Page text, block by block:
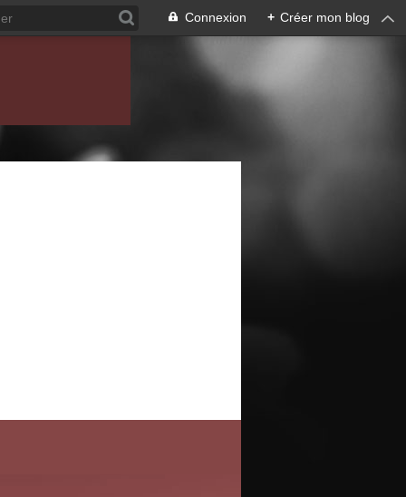
Connexion + Créer mon blog